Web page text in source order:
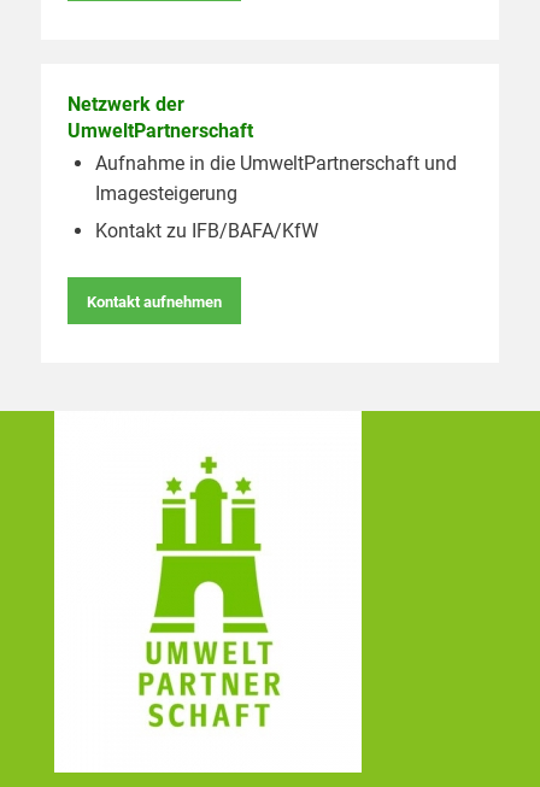
Netzwerk der
UmweltPartnerschaft
Aufnahme in die UmweltPartnerschaft und
Imagesteigerung
Kontakt zu IFB/BAFA/KfW
Kontakt aufnehmen